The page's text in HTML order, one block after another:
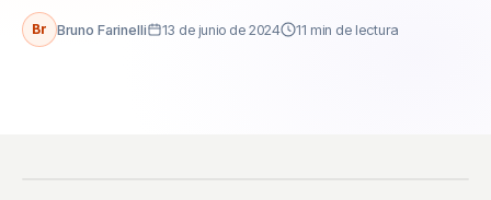
Br Bruno Farinelli 13 de junio de 2024 11 min de lectura